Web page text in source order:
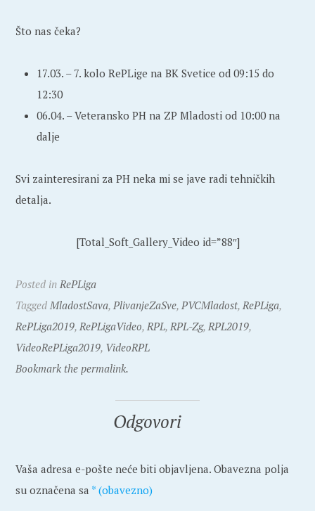
Što nas čeka?
17.03. – 7. kolo RePLige na BK Svetice od 09:15 do
12:30
06.04. – Veteransko PH na ZP Mladosti od 10:00 na
dalje
Svi zainteresirani za PH neka mi se jave radi tehničkih
detalja.
[Total_Soft_Gallery_Video id=”88″]
Posted inRePLiga
TaggedMladostSava,PlivanjeZaSve,PVCMladost,RePLiga,
RePLiga2019,RePLigaVideo,RPL,RPL-Zg,RPL2019,
VideoRePLiga2019, VideoRPL
Bookmark the permalink.
Odgovori
Vaša adresa e-pošte neće biti objavljena. Obavezna polja
su označena sa * (obavezno)